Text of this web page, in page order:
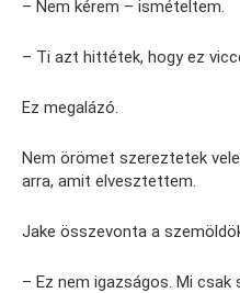
– Nem kérem – ismételtem.
– Ti azt hittétek, hogy ez
Ez megalázó.
Nem örömet szereztetek
arra, amit elvesztettem.
Jake összevonta a
– Ez nem igazságos. Mi csak